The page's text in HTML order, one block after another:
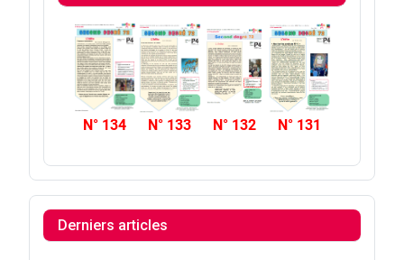
N° 134 N° 133 N° 132 N° 131
Derniers articles